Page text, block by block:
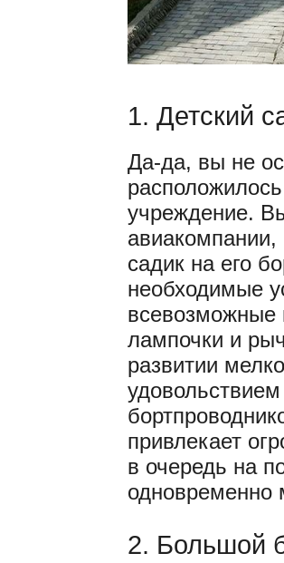
1. Детский
Да-да, вы не
учреждение.
авиакомпании,
садик на его
необходимые
всевозможные
лампочки и
развитии
привлекает
в очередь на
2. Большой